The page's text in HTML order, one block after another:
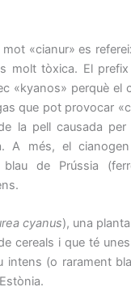
«cianur» es
molt tòxica. El
«kyanos» perquè el
que pot provocar
la pell causada
A més, el
de Prússia
cyanus), una
cereals i que té
intens (o rarament